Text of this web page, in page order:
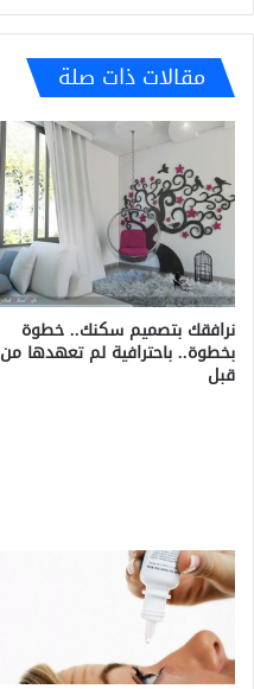
مقالات ذات صلة
نرافقك بتصميم سكنك.. خطوة
بخطوة.. باحترافية لم تعهدها من
قبل